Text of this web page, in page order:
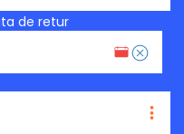
de retur